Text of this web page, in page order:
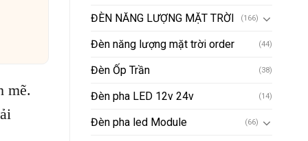
mẽ.
ĐÈN NĂNG LƯỢNG MẶT TRỜI (166)
Đèn năng lượng mặt trời order (44)
Đèn Ốp Trần (38)
Đèn pha LED 12v 24v (14)
Đèn pha led Module (66)